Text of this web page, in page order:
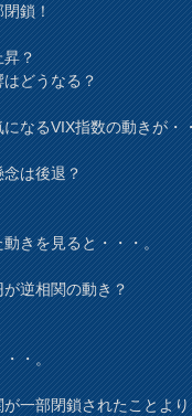
閉鎖！
昇？
はどうなる？
なるVIX指数の動きが・
念は後退？
きを見ると・・・。
逆相関の動き？
・・。
一部閉鎖されたことよ